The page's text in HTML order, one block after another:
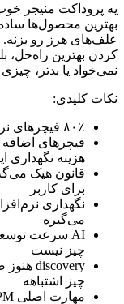
یه پروداکت منیجر
بهترین محصول‌ها
علف‌های هرز رو بزنه.
کردن بهترین راه‌حل،
نمی‌خواد یا بدتر، چیزی
نکات کلیدی:
۸۰٪ فیچرهای
فیچرهای اضافه
هزینه نگهداری
قانون هیک
برای کاربر
نگهداری
می‌گیره
AI سرعت
چیز نیست
discovery هنوز
چیز
اشتباهه
مهارت اصلی